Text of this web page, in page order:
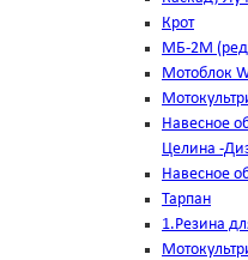
Крот
МБ-2М
Мотоблок
Навесное
Целина -
Навесное
Тарпан
1.Резина